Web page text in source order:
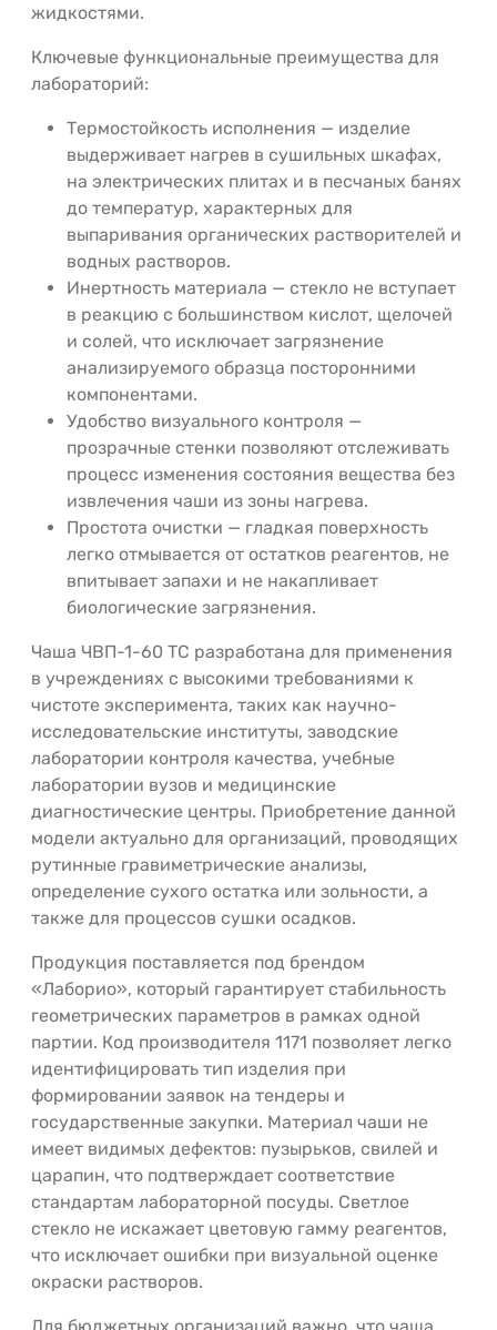
жидкостями.
Ключевые функциональные преимущества для
лабораторий:
Термостойкость исполнения — изделие
выдерживает нагрев в сушильных шкафах,
на электрических плитах и в песчаных банях
до температур, характерных для
выпаривания органических растворителей и
водных растворов.
Инертность материала — стекло не вступает
в реакцию с большинством кислот, щелочей
и солей, что исключает загрязнение
анализируемого образца посторонними
компонентами.
Удобство визуального контроля —
прозрачные стенки позволяют отслеживать
процесс изменения состояния вещества без
извлечения чаши из зоны нагрева.
Простота очистки — гладкая поверхность
легко отмывается от остатков реагентов, не
впитывает запахи и не накапливает
биологические загрязнения.
Чаша ЧВП-1-60 ТС разработана для применения
в учреждениях с высокими требованиями к
чистоте эксперимента, таких как научно-
исследовательские институты, заводские
лаборатории контроля качества, учебные
лаборатории вузов и медицинские
диагностические центры. Приобретение данной
модели актуально для организаций, проводящих
рутинные гравиметрические анализы,
определение сухого остатка или зольности, а
также для процессов сушки осадков.
Продукция поставляется под брендом
«Лаборио», который гарантирует стабильность
геометрических параметров в рамках одной
партии. Код производителя 1171 позволяет легко
идентифицировать тип изделия при
формировании заявок на тендеры и
государственные закупки. Материал чаши не
имеет видимых дефектов: пузырьков, свилей и
царапин, что подтверждает соответствие
стандартам лабораторной посуды. Светлое
стекло не искажает цветовую гамму реагентов,
что исключает ошибки при визуальной оценке
окраски растворов.
Для бюджетных организаций важно, что чаша